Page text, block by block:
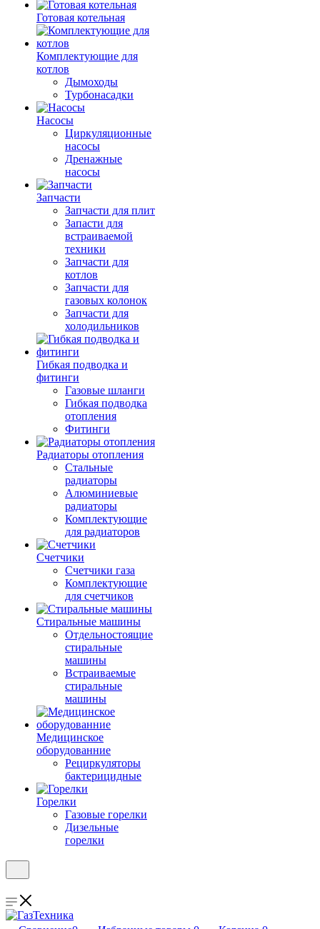
Готовая котельная
Комплектующие для
котлов
Дымоходы
Турбонасадки
Насосы
Циркуляционные
насосы
Дренажные
насосы
Запчасти
Запчасти для плит
Запасти для
встраиваемой
техники
Запчасти для
котлов
Запчасти для
газовых колонок
Запчасти для
холодильников
Гибкая подводка и
фитинги
Газовые шланги
Гибкая подводка
отопления
Фитинги
Радиаторы отопления
Стальные
радиаторы
Алюминиевые
радиаторы
Комплектующие
для радиаторов
Счетчики
Счетчики газа
Комплектующие
для счетчиков
Стиральные машины
Отдельностоящие
стиральные
машины
Встраиваемые
стиральные
машины
Медицинское
оборудованние
Рециркуляторы
бактерицидные
Горелки
Газовые горелки
Дизельные
горелки